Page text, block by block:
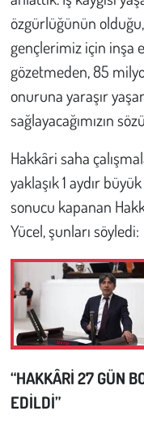
özgürlüğünün
gençlerimiz için inşa
gözetmeden, 85
onuruna yaraşır
sağlayacağımızın
Hakkâri saha
yaklaşık 1 aydır
sonucu kapanan
Yücel, şunları söyledi:
“HAKKÂRİ 27 GÜN
EDİLDİ”